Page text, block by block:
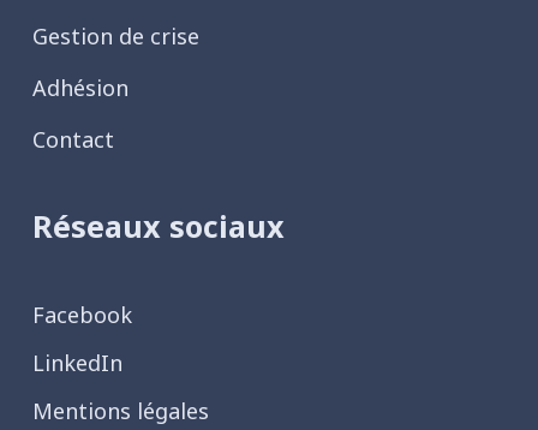
Gestion de crise
Adhésion
Contact
Réseaux sociaux
Facebook
LinkedIn
Mentions légales